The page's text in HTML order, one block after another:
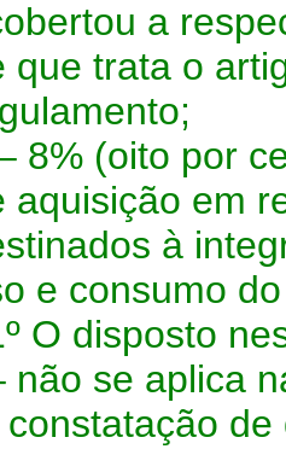
a
que trata o
8% (oito por
aquisição em
à
e consumo
O disposto
não se aplica
constatação